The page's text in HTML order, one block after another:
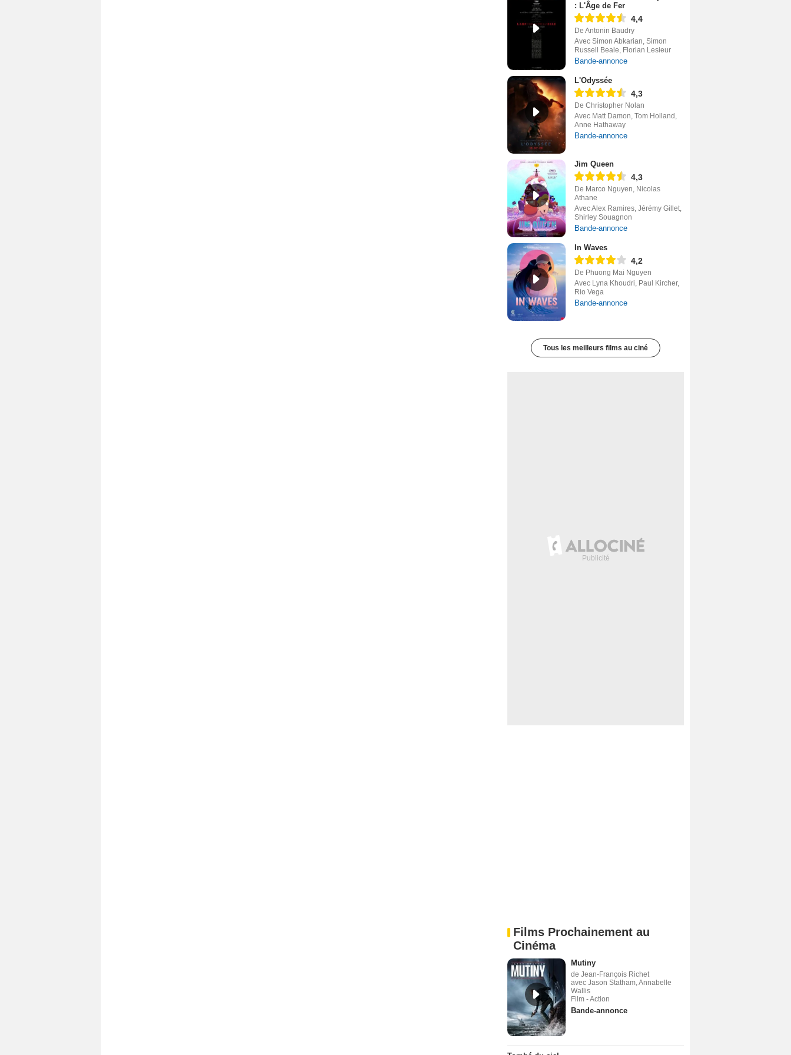
: L'Âge de Fer
4,4
De Antonin Baudry
Avec Simon Abkarian, Simon
Russell Beale, Florian Lesieur
Bande-annonce
L'Odyssée
4,3
De Christopher Nolan
Avec Matt Damon, Tom Holland,
Anne Hathaway
Bande-annonce
Jim Queen
4,3
De Marco Nguyen, Nicolas
Athane
Avec Alex Ramires, Jérémy Gillet,
Shirley Souagnon
Bande-annonce
In Waves
4,2
De Phuong Mai Nguyen
Avec Lyna Khoudri, Paul Kircher,
Rio Vega
Bande-annonce
Tous les meilleurs films au ciné
Films Prochainement au
Cinéma
Mutiny
de Jean-François Richet
avec Jason Statham, Annabelle
Wallis
Film - Action
Bande-annonce